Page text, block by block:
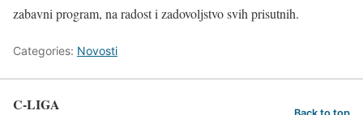
zabavni program, na radost i zadovoljstvo svih prisutnih.
Categories: Novosti
C-LIGA